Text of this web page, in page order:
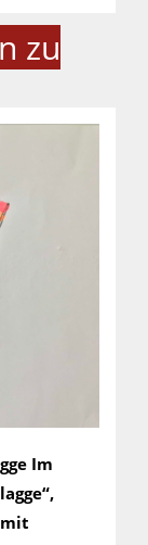
zu
Im